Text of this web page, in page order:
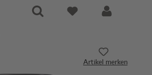
Artikel merken